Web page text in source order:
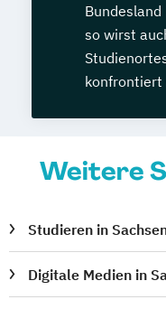
so wirst
konfrontiert
Weitere
Studieren in
Digitale Medien in